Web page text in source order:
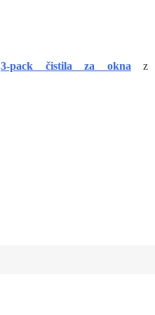
3-pack čistila za okna z